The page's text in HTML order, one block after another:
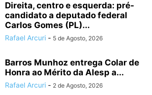
Direita, centro e esquerda: pré-
candidato a deputado federal
Carlos Gomes (PL)...
Rafael Arcuri - 5 de Agosto, 2026
Barros Munhoz entrega Colar de
Honra ao Mérito da Alesp a...
Rafael Arcuri - 2 de Agosto, 2026